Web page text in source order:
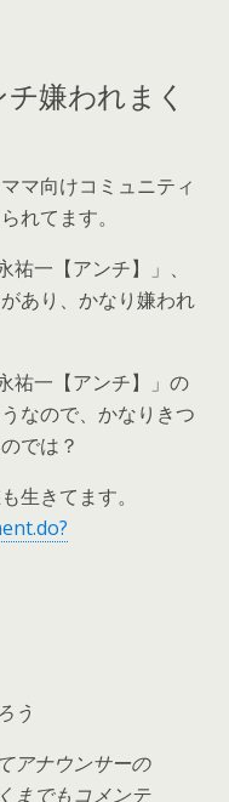
嫌われまく
マ向けコミュニティ
れてます。
祐一【アンチ】」、
あり、かなり嫌われ
祐一【アンチ】」の
なので、かなりきつ
では？
生きてます。
う
アナウンサーの
までもコメンテ